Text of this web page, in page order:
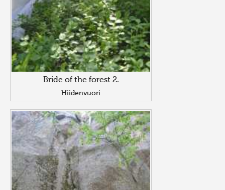
Bride of the forest 2.
Hiidenvuori